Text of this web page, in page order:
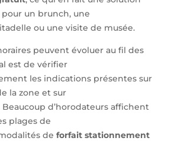
un brunch, une
ou une visite de musée.
peuvent évoluer au fil des
est de vérifier
les indications présentes sur
la zone et sur
Beaucoup d’horodateurs affichent
plages de
de forfait stationnement